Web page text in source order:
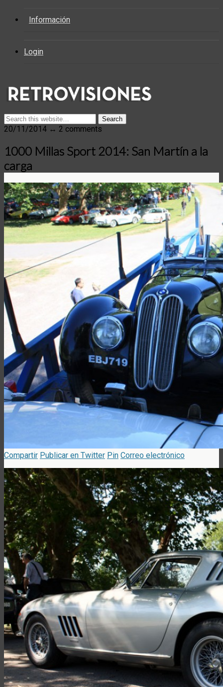
Información
Login
20/11/2014 ↔ 2 comments
1000 Millas Sport 2014: San Martín a la
carga
Compartir Publicar en Twitter Pin Correo electrónico